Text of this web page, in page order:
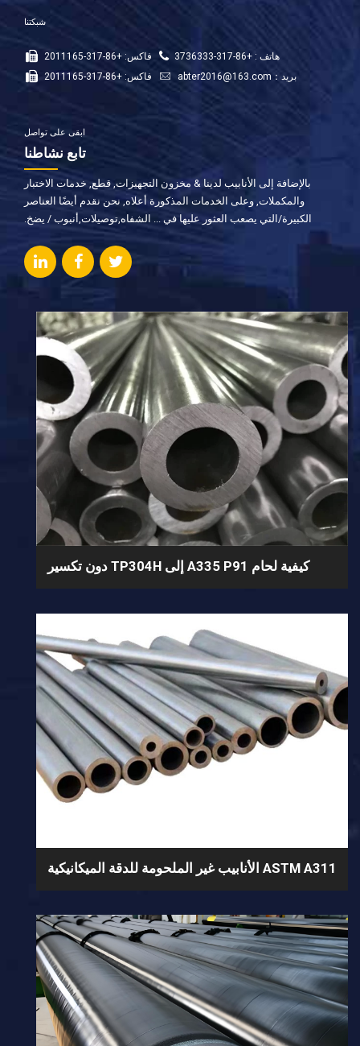
شبكتنا
هاتف : +86-317-3736333
فاكس: +86-317-2011165
بريد： abter2016@163.com فاكس: +86-317-2011165
ابقى على تواصل
تابع نشاطنا
بالإضافة إلى الأنابيب لدينا & مخزون التجهيزات, قطع, خدمات الاختبار
والمكملات, وعلى الخدمات المذكورة أعلاه, نحن نقدم أيضًا العناصر
الكبيرة/التي يصعب العثور عليها في ... الشفاه,توصيلات,أنبوب / يضخ.
كيفية لحام A335 P91 إلى TP304H دون تكسير
ASTM A311 الأنابيب غير الملحومة للدقة الميكانيكية